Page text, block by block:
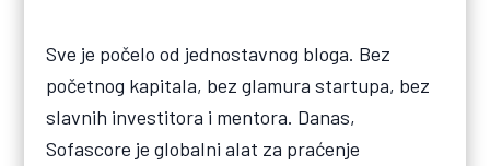
Sve je počelo od jednostavnog bloga. Bez
početnog kapitala, bez glamura startupa, bez
slavnih investitora i mentora. Danas,
Sofascore je globalni alat za praćenje